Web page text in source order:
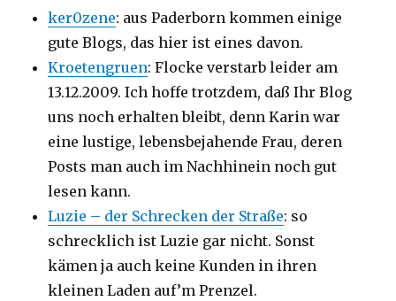
ker0zene: aus Paderborn kommen einige
gute Blogs, das hier ist eines davon.
Kroetengruen: Flocke verstarb leider am
13.12.2009. Ich hoffe trotzdem, daß Ihr Blog
uns noch erhalten bleibt, denn Karin war
eine lustige, lebensbejahende Frau, deren
Posts man auch im Nachhinein noch gut
lesen kann.
Luzie – der Schrecken der Straße: so
schrecklich ist Luzie gar nicht. Sonst
kämen ja auch keine Kunden in ihren
kleinen Laden auf’m Prenzel.